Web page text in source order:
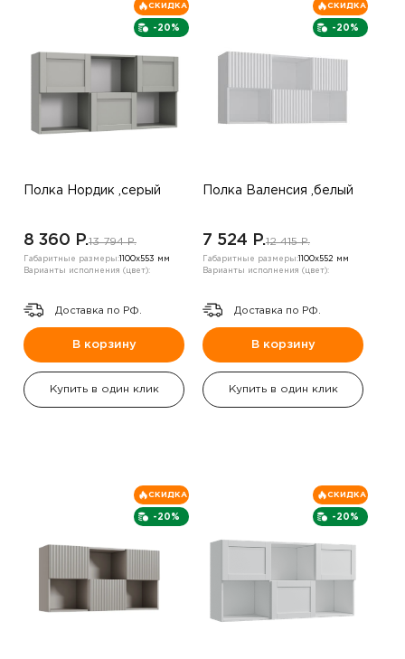
-20%
СКИДКА
Полка Нордик ,серый
8 360 P.13 794 P.
Габаритные размеры: 1100х553 мм
Варианты исполнения (цвет):
Доставка по РФ.
В корзину
Купить в один клик
-20%
СКИДКА
Полка Валенсия ,белый
7 524 P.12 415 P.
Габаритные размеры: 1100х552 мм
Варианты исполнения (цвет):
Доставка по РФ.
В корзину
Купить в один клик
-20%
СКИДКА
-20%
СКИДКА